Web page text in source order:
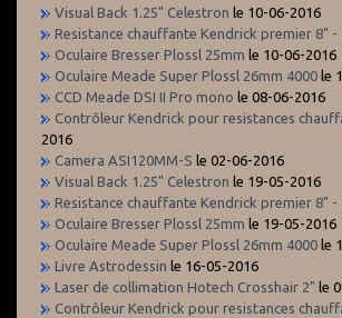
Visual Back 1.25" Celestron le 10-06-2016
Resistance chauffante Kendrick premier 8" -
Oculaire Bresser Plossl 25mm le 10-06-2016
Oculaire Meade Super Plossl 26mm 4000 le
CCD Meade DSI II Pro mono le 08-06-2016
Contrôleur Kendrick pour resistances
2016
Camera ASI120MM-S le 02-06-2016
Visual Back 1.25" Celestron le 19-05-2016
Resistance chauffante Kendrick premier 8" -
Oculaire Bresser Plossl 25mm le 19-05-2016
Oculaire Meade Super Plossl 26mm 4000 le
Livre Astrodessin le 16-05-2016
Laser de collimation Hotech Crosshair 2" le
Contrôleur Kendrick pour resistances